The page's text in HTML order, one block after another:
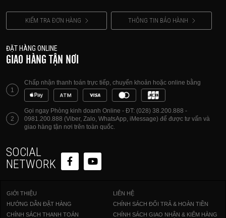
KIỂM TRA ĐƠN HÀNG THÔNG TIN BẢO HÀNH
ĐẶT HÀNG ONLINE
GIAO HÀNG TẬN NƠI
1
Chấp nhận thanh toán trực tiếp, chuyển khoản hoặc online bằng
2
Gọi ngay Phòng kinh doanh Online - ĐT: (028) 38.200.888 -
0981.200.888 (Viber, Zalo, WhatsApp, iMessage) để được tư vấn và
giao hàng tận nơi trên toàn quốc.
SOCIAL
NETWORK
GIỚI THIỆU
LIÊN HỆ
HƯỚNG DẪN ĐẶT HÀNG
CHÍNH SÁCH ĐỔI TRẢ & HOÀN TIỀN
CHÍNH SÁCH THANH TOÁN
CHÍNH SÁCH GIAO NHẬN & KIỂM HÀNG